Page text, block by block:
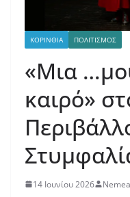
ΚΟΡΙΝΘΙΑ ΠΟΛΙΤΙΣΜΟΣ
«Μια
καιρό»
14 Ιουνίου 2026